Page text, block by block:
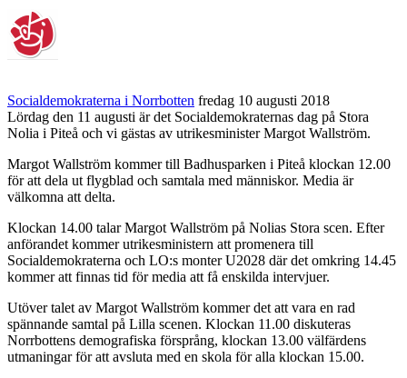
Socialdemokraterna i Norrbotten fredag 10 augusti 2018
Lördag den 11 augusti är det Socialdemokraternas dag på Stora
Nolia i Piteå och vi gästas av utrikesminister Margot Wallström.
Margot Wallström kommer till Badhusparken i Piteå klockan 12.00
för att dela ut flygblad och samtala med människor. Media är
välkomna att delta.
Klockan 14.00 talar Margot Wallström på Nolias Stora scen. Efter
anförandet kommer utrikesministern att promenera till
Socialdemokraterna och LO:s monter U2028 där det omkring 14.45
kommer att finnas tid för media att få enskilda intervjuer.
Utöver talet av Margot Wallström kommer det att vara en rad
spännande samtal på Lilla scenen. Klockan 11.00 diskuteras
Norrbottens demografiska försprång, klockan 13.00 välfärdens
utmaningar för att avsluta med en skola för alla klockan 15.00.